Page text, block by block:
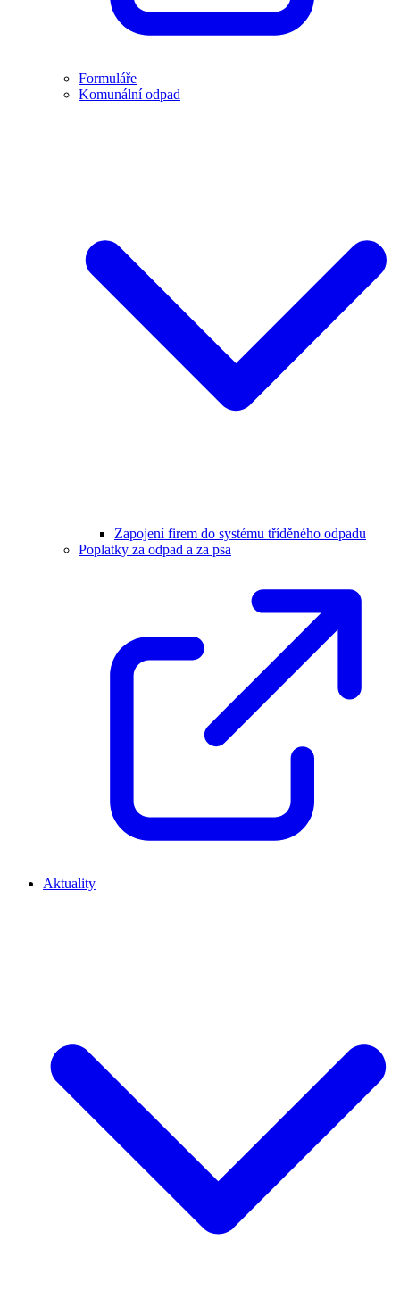
Formuláře
Komunální odpad
Zapojení firem do systému tříděného odpadu
Poplatky za odpad a za psa
Aktuality